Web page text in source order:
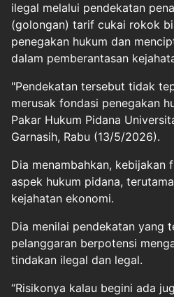
ilegal melalui pendekatan
(golongan) tarif cukai rokok
penegakan hukum dan
dalam pemberantasan
"Pendekatan tersebut tidak
merusak fondasi penegakan
Pakar Hukum Pidana
Garnasih, Rabu (13/5/2026).
Dia menambahkan, kebijakan
aspek hukum pidana,
kejahatan ekonomi.
Dia menilai pendekatan yang
pelanggaran berpotensi
tindakan ilegal dan legal.
“Risikonya kalau begini ada